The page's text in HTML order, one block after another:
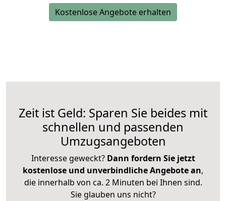
Kostenlose Angebote erhalten
Zeit ist Geld: Sparen Sie beides mit
schnellen und passenden
Umzugsangeboten
Interesse geweckt? Dann fordern Sie jetzt
kostenlose und unverbindliche Angebote an,
die innerhalb von ca. 2 Minuten bei Ihnen sind.
Sie glauben uns nicht?